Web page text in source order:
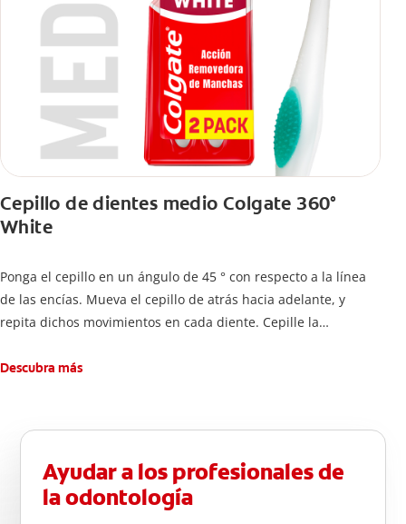
Cepillo de dientes medio Colgate 360°
White
Ponga el cepillo en un ángulo de 45 ° con respecto a la línea
de las encías. Mueva el cepillo de atrás hacia adelante, y
repita dichos movimientos en cada diente. Cepille la
atrás hacia adelante. Cepille la superficie masticatoria (parte
atrás, arriba y abajo, en la parte superior e inferior. No se
por las bacterias.
Descubra más
Ayudar a los profesionales de
la odontología